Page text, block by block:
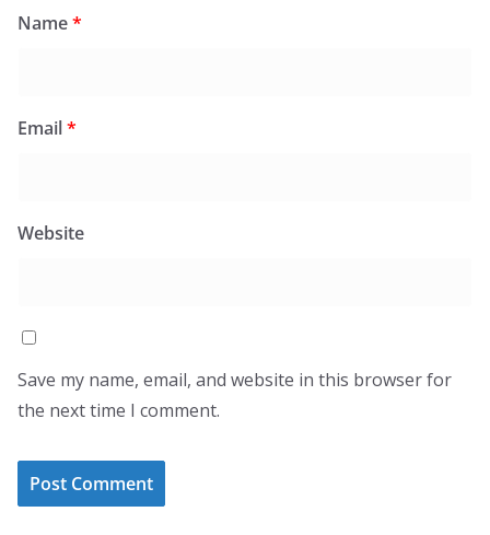
Name*
Email*
Website
Save my name, email, and website in this browser for
the next time I comment.